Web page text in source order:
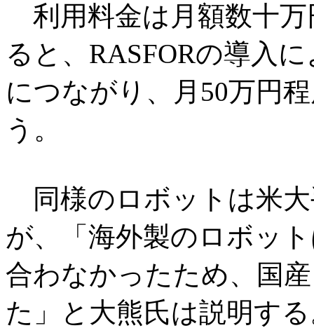
利用料金は月額数十
ると、RASFORの導入
につながり、月50万円
う。
同様のロボットは米
が、「海外製のロボッ
合わなかったため、国
た」と大熊氏は説明す